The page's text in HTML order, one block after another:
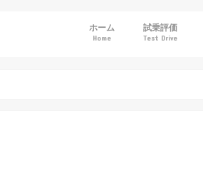
ホーム
Home
試乗評価
Test Drive